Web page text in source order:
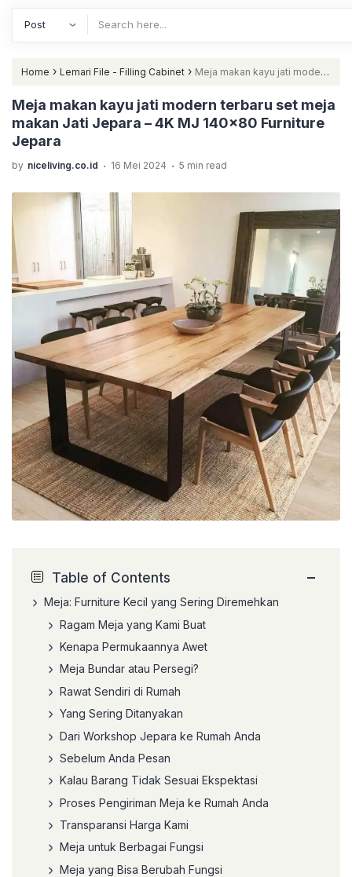
Home › Lemari File - Filling Cabinet › Meja makan kayu jati modern
terbaru set meja makan Jati Jepara – 4K MJ 140×80 Furniture
Jepara
Meja makan kayu jati modern terbaru set meja
makan Jati Jepara – 4K MJ 140×80 Furniture
Jepara
by niceliving.co.id . 16 Mei 2024 . 5 min read
Table of Contents −
Meja: Furniture Kecil yang Sering Diremehkan
Ragam Meja yang Kami Buat
Kenapa Permukaannya Awet
Meja Bundar atau Persegi?
Rawat Sendiri di Rumah
Yang Sering Ditanyakan
Dari Workshop Jepara ke Rumah Anda
Sebelum Anda Pesan
Kalau Barang Tidak Sesuai Ekspektasi
Proses Pengiriman Meja ke Rumah Anda
Transparansi Harga Kami
Meja untuk Berbagai Fungsi
Meja yang Bisa Berubah Fungsi